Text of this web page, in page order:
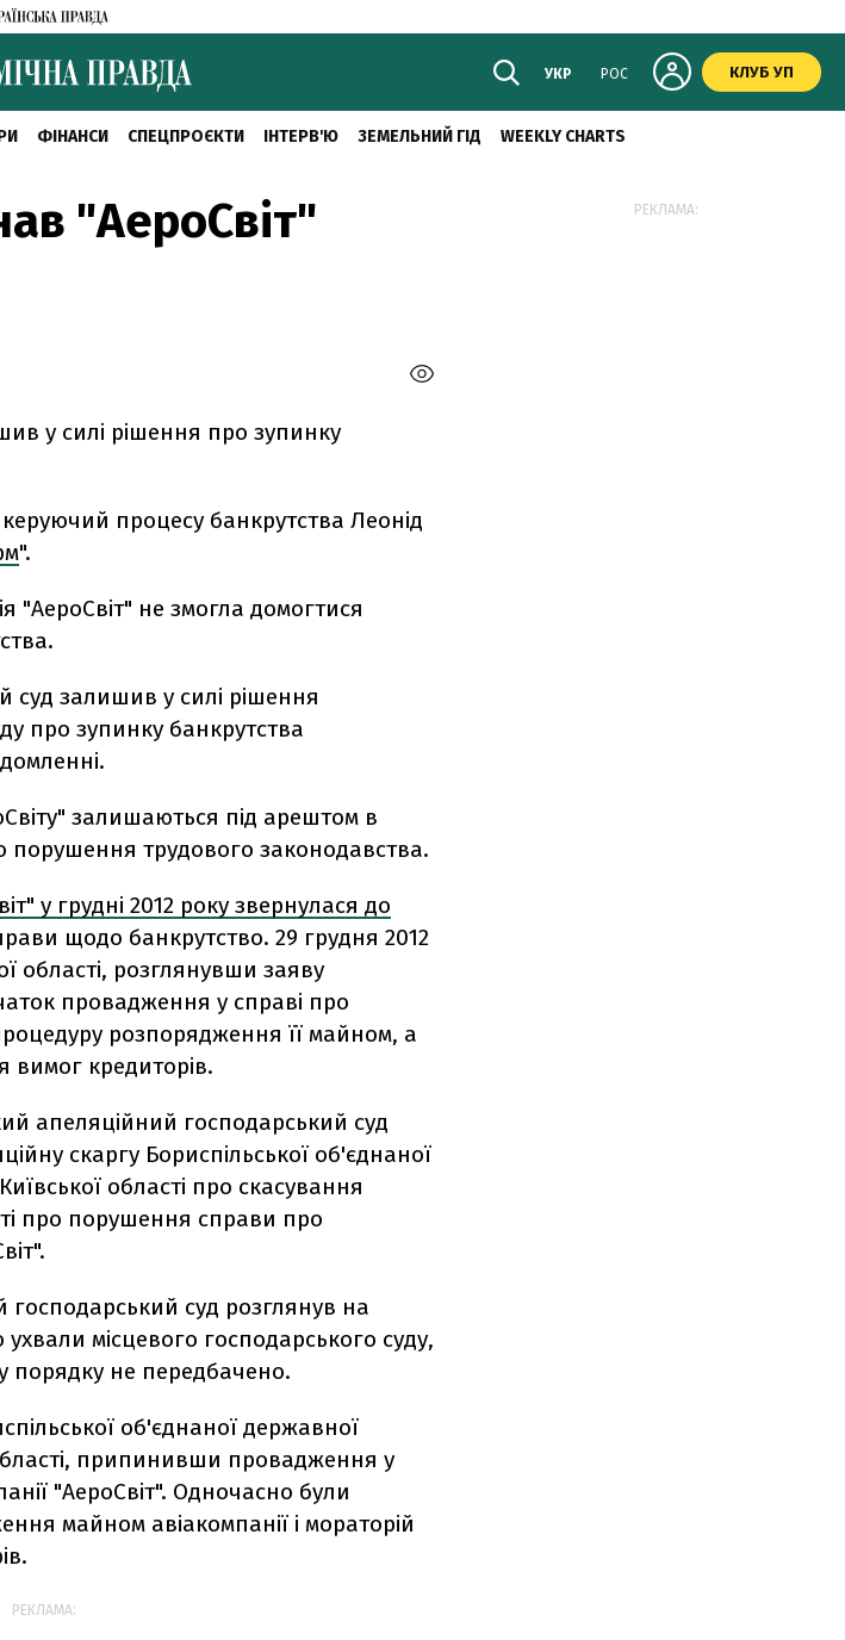
УКР РОС КЛУБ УП
ФІНАНСИ СПЕЦПРОЄКТИ ІНТЕРВ'Ю ЗЕМЕЛЬНИЙ ГІД WEEKLY CHARTS
"АероСвіт"
у силі рішення про зупинку
процесу банкрутства Леонід
".
"АероСвіт" не змогла домогтися
суд залишив у силі рішення
про зупинку банкрутства
залишаються під арештом в
порушення трудового законодавства.
у грудні 2012 року звернулася до
щодо банкрутство. 29 грудня 2012
області, розглянувши заяву
провадження у справі про
розпорядження її майном, а
вимог кредиторів.
апеляційний господарський суд
скаргу Бориспільської об'єднаної
області про скасування
про порушення справи про
суд розглянув на
ухвали місцевого господарського суду,
порядку не передбачено.
об'єднаної державної
області, припинивши провадження у
"АероСвіт". Одночасно були
майном авіакомпанії і мораторій
РЕКЛАМА:
РЕКЛАМА: